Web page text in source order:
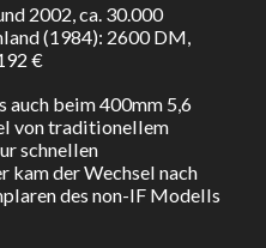
2002, ca. 30.000
(1984): 2600 DM,
€
auch beim 400mm 5,6
von traditionellem
schnellen
kam der Wechsel nach
des non-IF Modells